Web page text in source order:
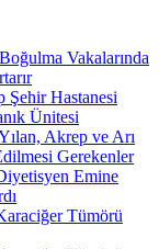
Vakalarında
Şehir Hastanesi
Ünitesi
Akrep ve Arı
Gerekenler
Emine
Tümörü